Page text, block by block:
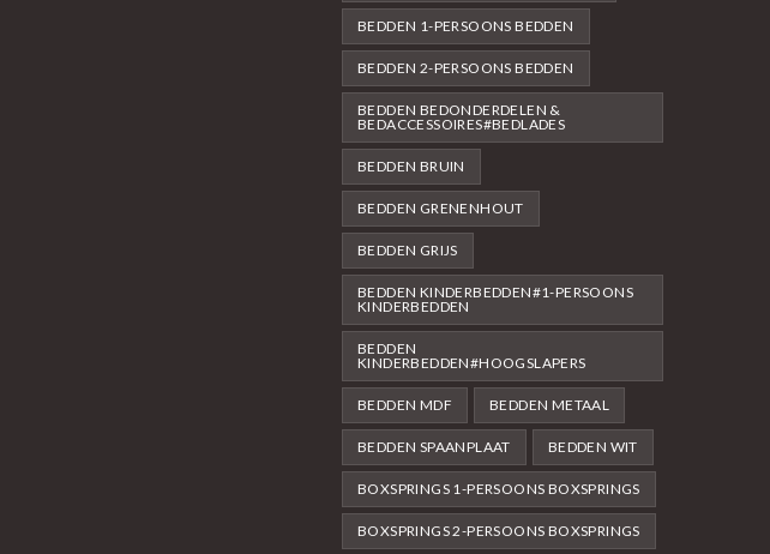
BEDDEN 1-PERSOONS BEDDEN
BEDDEN 2-PERSOONS BEDDEN
BEDDEN BEDONDERDELEN &
BEDACCESSOIRES#BEDLADES
BEDDEN BRUIN
BEDDEN GRENENHOUT
BEDDEN GRIJS
BEDDEN KINDERBEDDEN#1-PERSOONS
KINDERBEDDEN
BEDDEN
KINDERBEDDEN#HOOGSLAPERS
BEDDEN MDF BEDDEN METAAL
BEDDEN SPAANPLAAT BEDDEN WIT
BOXSPRINGS 1-PERSOONS BOXSPRINGS
BOXSPRINGS 2-PERSOONS BOXSPRINGS